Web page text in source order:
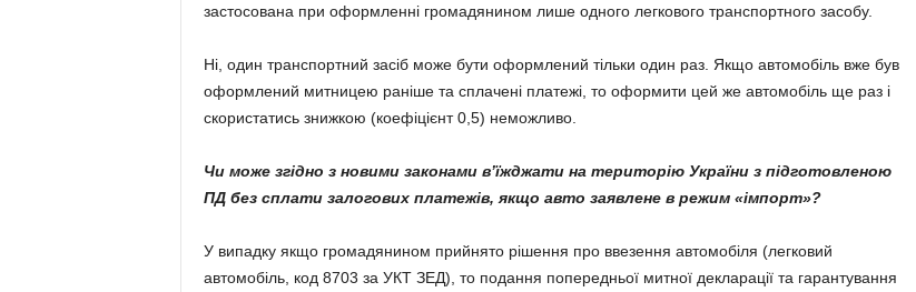
застосована при оформленні громадянином лише одного легкового транспортного засобу.
Ні, один транспортний засіб може бути оформлений тільки один раз. Якщо автомобіль вже був
оформлений митницею раніше та сплачені платежі, то оформити цей же автомобіль ще раз і
скористатись знижкою (коефіцієнт 0,5) неможливо.
Чи може згідно з новими законами в’їжджати на територію України з підготовленою
ПД без сплати залогових платежів, якщо авто заявлене в режим «імпорт»?
У випадку якщо громадянином прийнято рішення про ввезення автомобіля (легковий
автомобіль, код 8703 за УКТ ЗЕД), то подання попередньої митної декларації та гарантування